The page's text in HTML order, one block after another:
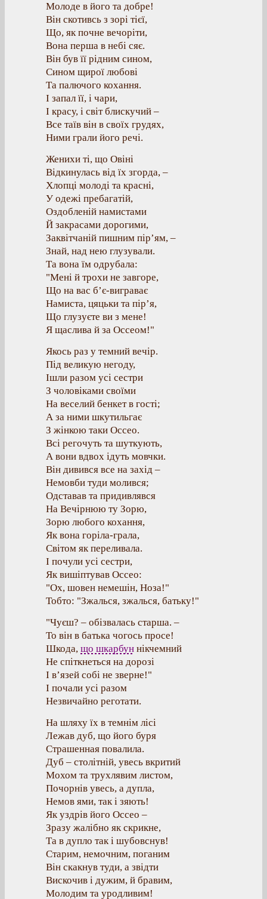
Молоде в його та добре!
Він скотивсь з зорі тієї,
Що, як почне вечоріти,
Вона перша в небі сяє.
Він був її рідним сином,
Сином щирої любові
Та палючого кохання.
І запал її, і чари,
І красу, і світ блискучий –
Все таїв він в своїх грудях,
Ними грали його речі.
Женихи ті, що Овіні
Відкинулась від їх згорда, –
Хлопці молоді та красні,
У одежі пребагатій,
Оздобленій намистами
Й закрасами дорогими,
Заквітчаній пишним пір’ям, –
Знай, над нею глузували.
Та вона їм одрубала:
"Мені й трохи не завгоре,
Що на вас б’є-виграває
Намиста, цяцьки та пір’я,
Що глузуєте ви з мене!
Я щаслива й за Оссеом!"
Якось раз у темний вечір.
Під великую негоду,
Ішли разом усі сестри
З чоловіками своїми
На веселий бенкет в гості;
А за ними шкутильгає
З жінкою таки Оссео.
Всі регочуть та шуткують,
А вони вдвох ідуть мовчки.
Він дивився все на захід –
Немовби туди молився;
Одставав та придивлявся
На Вечірнюю ту Зорю,
Зорю любого кохання,
Як вона горіла-грала,
Світом як переливала.
І почули усі сестри,
Як вишіптував Оссео:
"Ох, шовен немешін, Ноза!"
Тобто: "Зжалься, зжалься, батьку!"
"Чуєш? – обізвалась старша. –
То він в батька чогось просе!
Шкода, що шкарбун нікчемний
Не спіткнеться на дорозі
І в’язей собі не зверне!"
І почали усі разом
Незвичайно реготати.
На шляху їх в темнім лісі
Лежав дуб, що його буря
Страшенная повалила.
Дуб – столітній, увесь вкритий
Мохом та трухлявим листом,
Почорнів увесь, а дупла,
Немов ями, так і зяють!
Як уздрів його Оссео –
Зразу жалібно як скрикне,
Та в дупло так і шубовснув!
Старим, немочним, поганим
Він скакнув туди, а звідти
Вискочив і дужим, й бравим,
Молодим та уродливим!